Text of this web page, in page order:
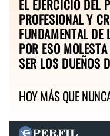
EL EJERCICIO DEL
PROFESIONAL Y
FUNDAMENTAL
POR ESO
SER LOS DUEÑOS
HOY MÁS QUE